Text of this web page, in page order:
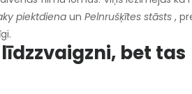
piektdiena un Pelnrušķītes stāsts ,
bet tas